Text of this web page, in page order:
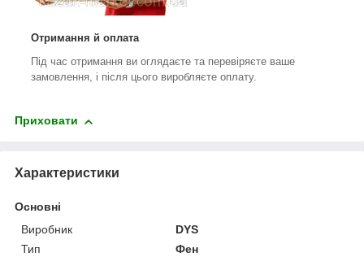
Отримання й оплата
Під час отримання ви оглядаєте та перевіряєте ваше
замовлення, і після цього виробляєте оплату.
Приховати
Характеристики
Основні
Виробник
DYS
Тип
Фен